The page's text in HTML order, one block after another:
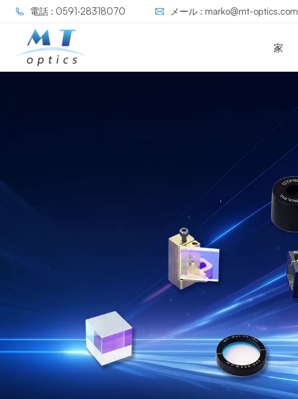
電話 : 0591-28318070 メール : marko@mt-optics.com
家